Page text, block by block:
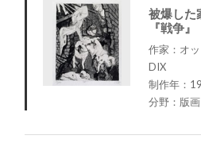
被爆した
『戦争』
作家：オ
DIX
制作年：
分野：版画